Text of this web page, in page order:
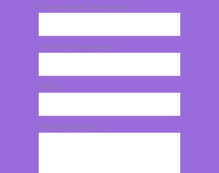
Imię i nazwisko (wymagane)
Twój email (wymagane)
Temat
Treść wiadomości